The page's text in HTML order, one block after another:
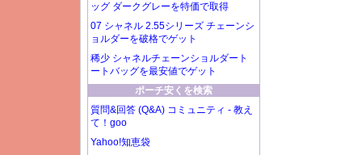
ッグ ダークグレーを特価で取得
07 シャネル 2.55シリーズ チェーンシ
ョルダーを破格でゲット
稀少 シャネルチェーンショルダート
ートバッグを最安値でゲット
ポーチ安くを検索
質問&回答 (Q&A) コミュニティ - 教え
て！goo
Yahoo!知恵袋